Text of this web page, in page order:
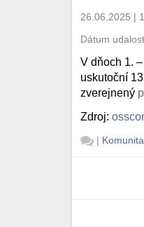
26.06.2025 |
Dátum
V dňoch 1.
uskutoční
zverejnený
Zdroj:
| Komunita